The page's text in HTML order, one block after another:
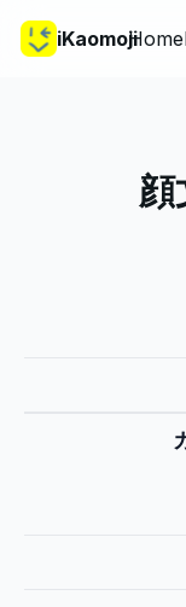
iKaomojiHome
顔